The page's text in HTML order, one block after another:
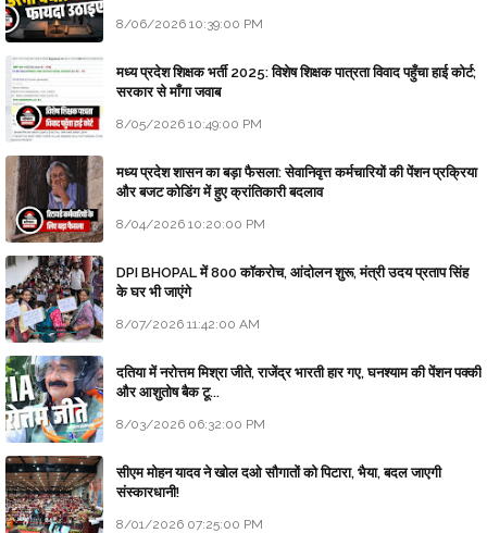
8/06/2026 10:39:00 PM
मध्य प्रदेश शिक्षक भर्ती 2025: विशेष शिक्षक पात्रता विवाद पहुँचा हाई कोर्ट;
सरकार से माँगा जवाब
8/05/2026 10:49:00 PM
मध्य प्रदेश शासन का बड़ा फैसला: सेवानिवृत्त कर्मचारियों की पेंशन प्रक्रिया
और बजट कोडिंग में हुए क्रांतिकारी बदलाव
8/04/2026 10:20:00 PM
DPI BHOPAL में 800 कॉकरोच, आंदोलन शुरू, मंत्री उदय प्रताप सिंह
के घर भी जाएंगे
8/07/2026 11:42:00 AM
दतिया में नरोत्तम मिश्रा जीते, राजेंद्र भारती हार गए, घनश्याम की पेंशन पक्की
और आशुतोष बैक टू...
8/03/2026 06:32:00 PM
सीएम मोहन यादव ने खोल दओ सौगातों को पिटारा, भैया, बदल जाएगी
संस्कारधानी!
8/01/2026 07:25:00 PM